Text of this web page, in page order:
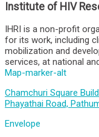
Institute of HIV
IHRI is a non-profit
for its work, including
mobilization and
services, at national
Map-marker-alt
Chamchuri Square
Phayathai Road,
Envelope